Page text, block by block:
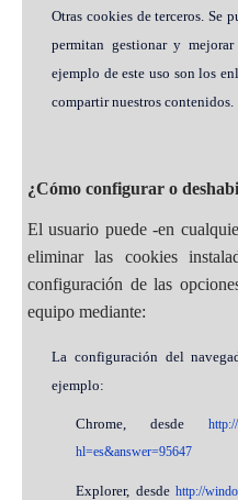
Otras cookies de terceros. Se
permitan gestionar y
ejemplo de este uso son los
compartir nuestros contenidos.
¿Cómo configurar o
El usuario puede -en
eliminar las cookies
configuración de las
equipo mediante:
La configuración del
ejemplo:
Chrome, desde
hl=es&answer=95647
Explorer, desde http://